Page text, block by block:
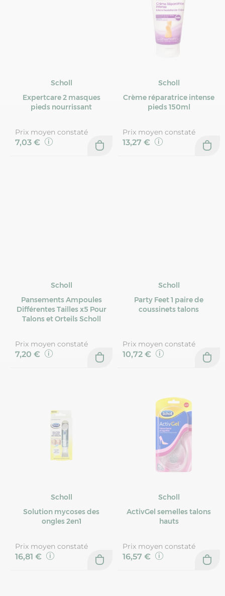
Scholl
Expertcare 2 masques
pieds nourrissant
Prix moyen constaté
7,03 €
Scholl
Crème réparatrice intense
pieds 150ml
Prix moyen constaté
13,27 €
Scholl
Pansements Ampoules
Différentes Tailles x5 Pour
Talons et Orteils Scholl
Prix moyen constaté
7,20 €
Scholl
Party Feet 1 paire de
coussinets talons
Prix moyen constaté
10,72 €
Scholl
Solution mycoses des
ongles 2en1
Prix moyen constaté
16,81 €
Scholl
ActivGel semelles talons
hauts
Prix moyen constaté
16,57 €